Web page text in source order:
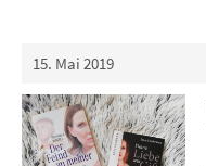
15. Mai 2019